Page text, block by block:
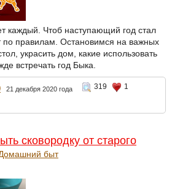
каждый. Чтоб наступающий год стал
по правилам. Остановимся на важных
украсить дом, какие использовать
встречать год Быка.
21 декабря 2020 года 319
1
сковородку от старого
быт